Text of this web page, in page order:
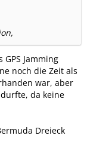
Jamming
noch die Zeit als
war, aber
da keine
Dreieck